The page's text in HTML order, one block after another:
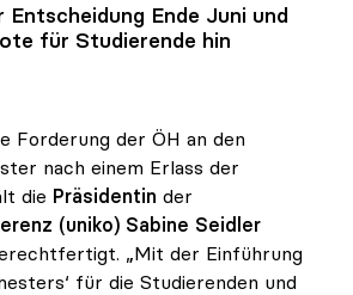
Ende Juni und
für Studierende hin
Forderung der ÖH an den
nach einem Erlass der
die Präsidentin der
(uniko) Sabine Seidler
„Mit der Einführung
für die Studierenden und